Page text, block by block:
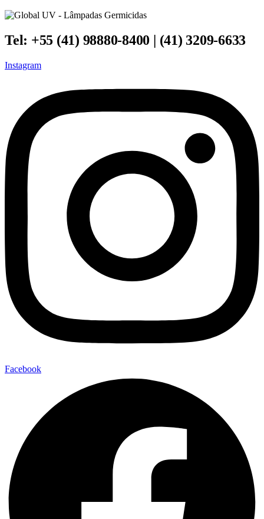
Tel: +55 (41) 98880-8400 | (41) 3209-6633
Instagram
Facebook